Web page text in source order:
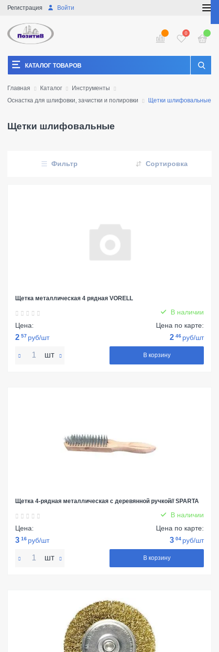
Войти
Регистрация
0
КАТАЛОГ ТОВАРОВ
Главная Каталог
Инструменты
Оснастка для шлифовки, зачистки и полировки
Щетки шлифовальные
Щетки шлифовальные
Фильтр Сортировка
Щетка металлическая 4 рядная VORELL
В наличии
Цена:
2 57 руб/шт
Цена по карте:
2 46 руб/шт
шт В корзину
Щетка 4-рядная металлическая с деревянной ручкой// SPARTA
В наличии
Цена:
3 16 руб/шт
Цена по карте:
3 04 руб/шт
шт В корзину